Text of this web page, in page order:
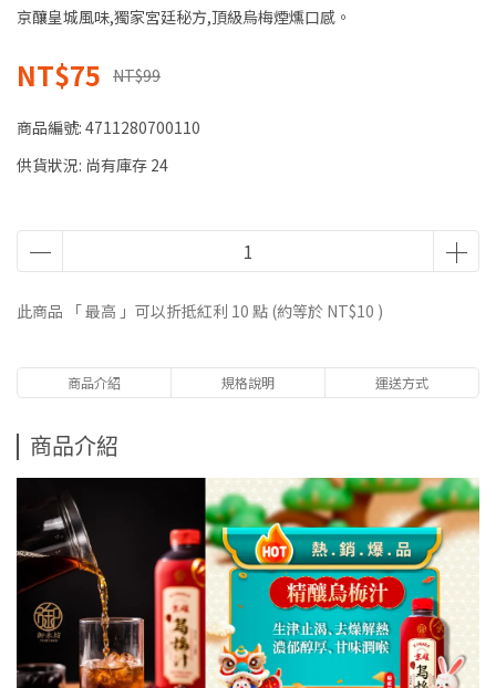
京釀皇城風味,獨家宮廷秘方,頂級烏梅煙燻口感。
NT$75 NT$99
商品編號: 4711280700110
供貨狀況: 尚有庫存 24
此商品 「 最高 」可以折抵紅利 10 點 (約等於 NT$10 )
商品介紹 規格說明 運送方式
商品介紹